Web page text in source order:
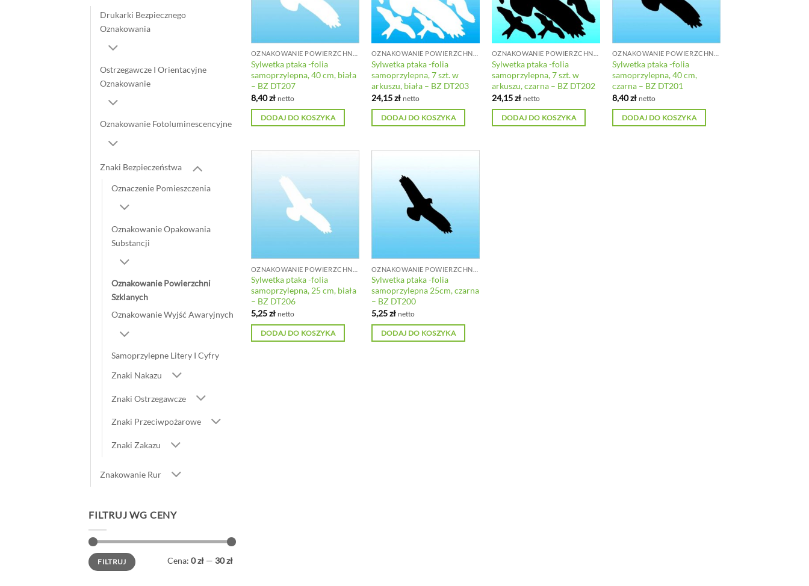
Drukarki Bezpiecznego
Oznakowania
Ostrzegawcze I Orientacyjne
Oznakowanie
Oznakowanie Fotoluminescencyjne
Znaki Bezpieczeństwa
Oznaczenie Pomieszczenia
Oznakowanie Opakowania
Substancji
Oznakowanie Powierzchni
Szklanych
Oznakowanie Wyjść Awaryjnych
Samoprzylepne Litery I Cyfry
Znaki Nakazu
Znaki Ostrzegawcze
Znaki Przeciwpożarowe
Znaki Zakazu
Znakowanie Rur
FILTRUJ WG CENY
Cena
min
Cena
maxFILTRUJ Cena: 0 zł — 30 zł
Sylwetka ptaka -folia
samoprzylepna, 40 cm, biała
– BZ DT207
8,40zł netto
DODAJ DO KOSZYKA
Sylwetka ptaka -folia
samoprzylepna, 7 szt. w
arkuszu, biała – BZ DT203
24,15zł netto
DODAJ DO KOSZYKA
Sylwetka ptaka -folia
samoprzylepna, 7 szt. w
arkuszu, czarna – BZ DT202
24,15zł netto
DODAJ DO KOSZYKA
Sylwetka ptaka -folia
samoprzylepna, 40 cm,
czarna – BZ DT201
8,40zł netto
DODAJ DO KOSZYKA
Sylwetka ptaka -folia
samoprzylepna, 25 cm, biała
– BZ DT206
5,25zł netto
DODAJ DO KOSZYKA
Sylwetka ptaka -folia
samoprzylepna 25cm, czarna
– BZ DT200
5,25zł netto
DODAJ DO KOSZYKA